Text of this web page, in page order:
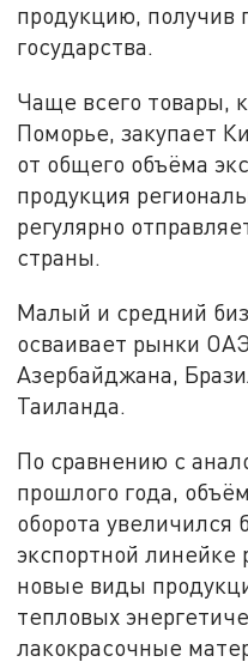
продукцию, получив
государства.
Чаще всего товары,
Поморье, закупает
от общего объёма
продукция
регулярно
страны.
Малый и средний
осваивает рынки
Азербайджана,
Таиланда.
По сравнению с
прошлого года,
оборота увеличился
экспортной линейке
новые виды
тепловых
лакокрасочные